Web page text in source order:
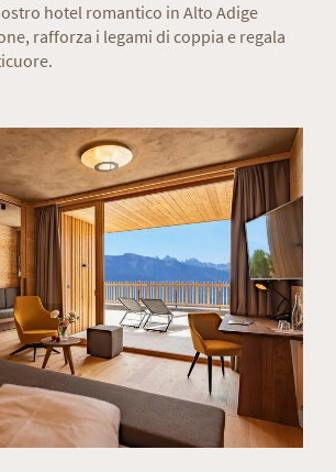
hotel romantico in Alto Adige
rafforza i legami di coppia e regala